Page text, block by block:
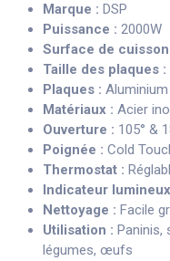
Marque : DSP
Puissance : 2000W
Surface de cuisson
Taille des plaques :
Plaques :
Matériaux : Acier
Ouverture : 105° &
Poignée : Cold
Thermostat :
Indicateur
Nettoyage : Facile
Utilisation : Paninis,
légumes, œufs